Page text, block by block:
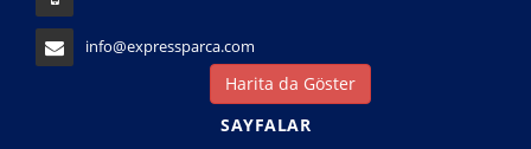
info@expressparca.com
Harita da Göster
SAYFALAR